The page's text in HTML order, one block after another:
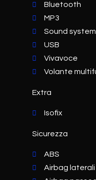
Bluetooth
MP3
Sound system
USB
Vivavoce
Volante
Extra
Isofix
Sicurezza
ABS
Airbag laterali